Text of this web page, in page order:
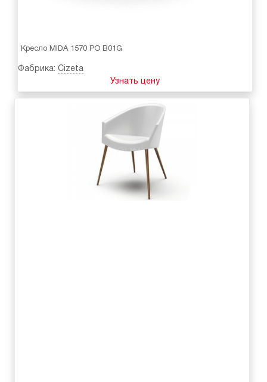
Кресло MIDA 1570 PO B01G
Фабрика: Cizeta
Узнать цену